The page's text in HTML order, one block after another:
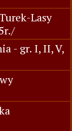
Lasy
- gr. I, II, V,